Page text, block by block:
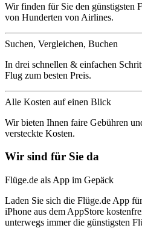
Wir finden für Sie den günstigsten
von Hunderten von Airlines.
Suchen, Vergleichen, Buchen
In drei schnellen & einfachen
Flug zum besten Preis.
Alle Kosten auf einen Blick
Wir bieten Ihnen faire Gebühren
versteckte Kosten.
Wir sind für Sie da
Flüge.de als App im Gepäck
Laden Sie sich die Flüge.de App
iPhone aus dem AppStore
unterwegs immer die günstigsten